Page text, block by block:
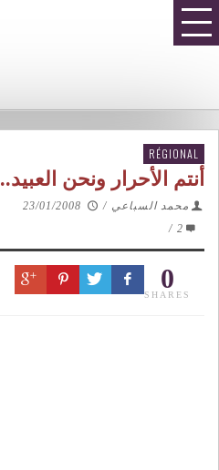
RÉGIONAL
أنتم الأحرار ونحن العبيد..
محمد السباعي /
23/01/2008
2
/
0
SHARES